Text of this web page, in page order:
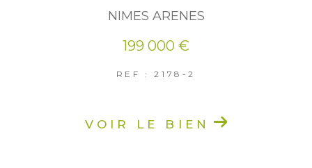
NIMES ARENES
199 000 €
REF : 2178-2
VOIR LE BIEN